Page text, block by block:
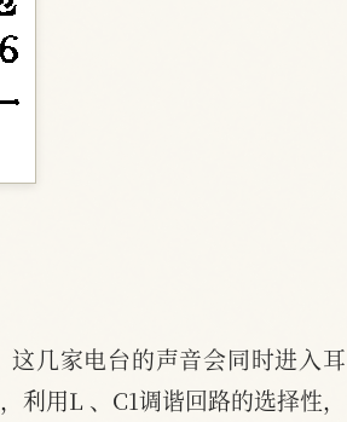
几家电台的声音会同时进入耳
，利用L 、C1调谐回路的选择性，